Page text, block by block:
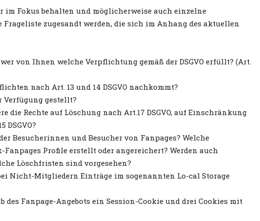
im Fokus behalten und möglicherweise auch einzelne
zugesandt werden, die sich im Anhang des aktuellen
von Ihnen welche Verpflichtung gemäß der DSGVO erfüllt? (Art.
nach Art. 13 und 14 DSGVO nachkommt?
Verfügung gestellt?
die Rechte auf Löschung nach Art.17 DSGVO, auf Einschränkung
DSGVO?
Besucherinnen und Besucher von Fanpages? Welche
Profile erstellt oder angereichert? Werden auch
Löschfristen sind vorgesehen?
Nicht-Mitgliedern Einträge im sogenannten Lo-cal Storage
Fanpage-Angebots ein Session-Cookie und drei Cookies mit